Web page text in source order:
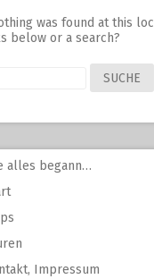
was found at this
below or a search?
alles begann…
Impressum